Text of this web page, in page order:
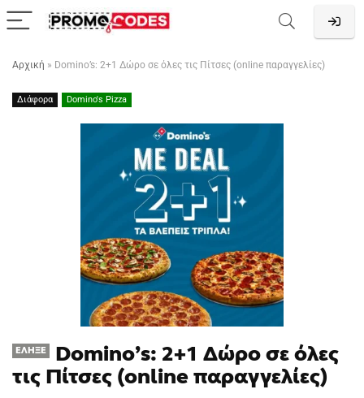
Αρχική » Domino’s: 2+1 Δώρο σε όλες τις Πίτσες (online παραγγελίες)
Διάφορα Domino's Pizza
ΈΛΗΞΕ
Domino’s: 2+1 Δώρο σε όλες
τις Πίτσες (online παραγγελίες)